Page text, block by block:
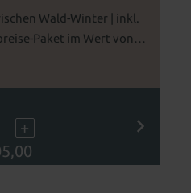
Wald-Winter | inkl.
Paket im Wert von
+